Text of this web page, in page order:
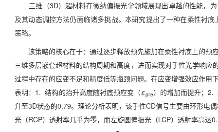
三维（3D）超材料在微纳偏振光学领域展现出卓越的性能，为
及其动态调控方法仍面临诸多挑战。本研究提出了一种在柔性衬
策略。
该策略的核心在于：通过逐步释放预先施加在柔性衬底上的预
三维多层嵌套超材料的结构周期和高度，进而实现对手性光学响
过程中存在的应变不足和精度低等瓶颈问题。在应变增强效应作
表明：1. 结构的抬升高度随衬底预应变（εpre）的增加而提升；2.
升至3D状态的0.79。理论分析表明，该手性CD信号主要由环形电
光（RCP）透射率几乎为零，而左旋圆偏振光（LCP）透射率高达